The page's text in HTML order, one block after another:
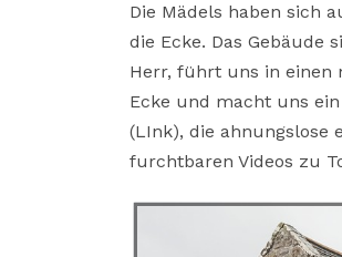
Die Mädels haben sich
die Ecke. Das
Herr, führt uns in einen
Ecke und macht uns
(LInk), die ahnungslose
furchtbaren Videos zu